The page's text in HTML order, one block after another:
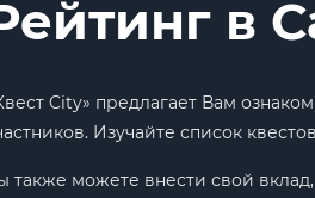
в
City» предлагает Вам
Изучайте список
также можете внести свой